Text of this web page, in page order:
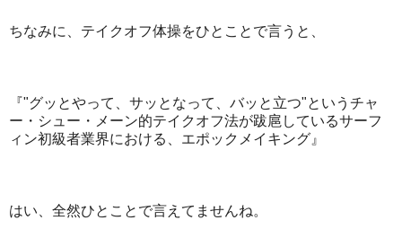
ちなみに、テイクオフ体操をひとことで言うと、
『"グッとやって、サッとなって、バッと立つ"というチャ
ー・シュー・メーン的テイクオフ法が跋扈しているサーフ
ィン初級者業界における、エポックメイキング』
はい、全然ひとことで言えてませんね。